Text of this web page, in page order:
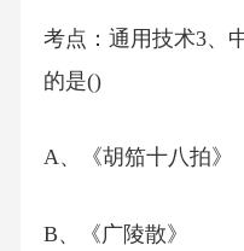
考点：通用技术3、
的是()
A、《胡笳十八拍》
B、《广陵散》